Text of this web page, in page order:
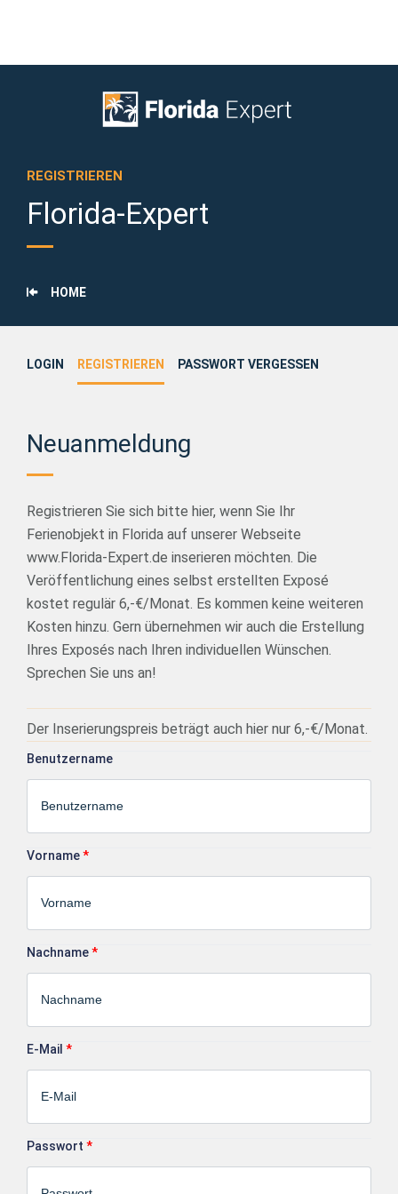
REGISTRIEREN
Florida-Expert
HOME
LOGIN REGISTRIEREN PASSWORT VERGESSEN
Neuanmeldung
Registrieren Sie sich bitte hier, wenn Sie Ihr
Ferienobjekt in Florida auf unserer Webseite
www.Florida-Expert.de inserieren möchten. Die
Veröffentlichung eines selbst erstellten Exposé
kostet regulär 6,-€/Monat. Es kommen keine weiteren
Kosten hinzu. Gern übernehmen wir auch die Erstellung
Ihres Exposés nach Ihren individuellen Wünschen.
Sprechen Sie uns an!
Der Inserierungspreis beträgt auch hier nur 6,-€/Monat.
Benutzername
Vorname*
Nachname*
E-Mail *
Passwort *